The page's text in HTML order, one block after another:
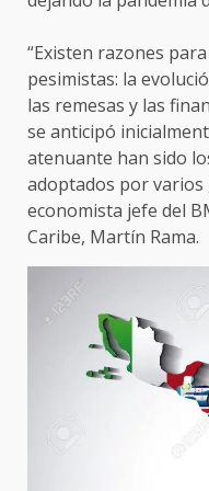
“Existen razones
pesimistas: la
las remesas y las
se anticipó
atenuante han sido
adoptados por varios
economista jefe del
Caribe, Martín Rama.